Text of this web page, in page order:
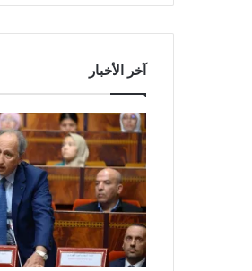
آخر الأخبار